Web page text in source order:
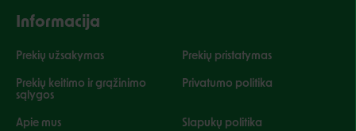
Informacija
Prekių užsakymas Prekių pristatymas
Prekių keitimo ir grąžinimo
sąlygos
Privatumo politika
Apie mus Slapukų politika